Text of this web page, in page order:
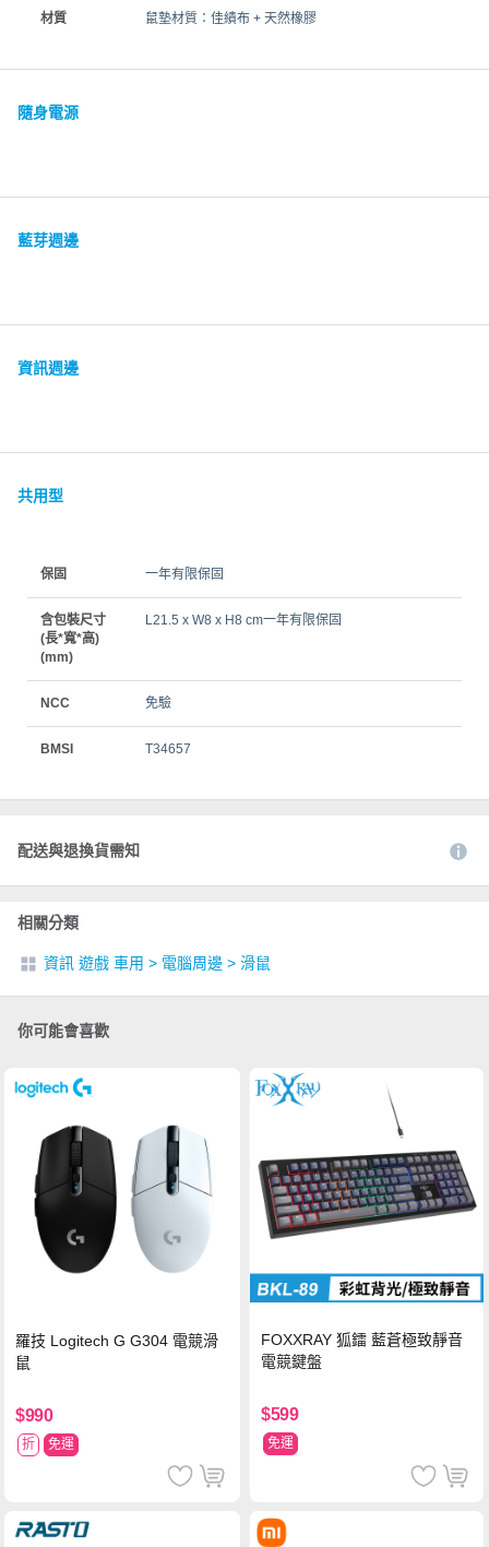
材質 鼠墊材質：佳績布 + 天然橡膠
隨身電源
藍芽週邊
資訊週邊
共用型
保固 一年有限保固
含包裝尺寸
(長*寬*高)
(mm)
L21.5 x W8 x H8 cm一年有限保固
NCC 免驗
BMSI T34657
配送與退換貨需知
相關分類
資訊 遊戲 車用 > 電腦周邊 > 滑鼠
你可能會喜歡
羅技 Logitech G G304 電競滑
鼠
$990
折 免運
FOXXRAY 狐鐳 藍蒼極致靜音
電競鍵盤
$599
免運